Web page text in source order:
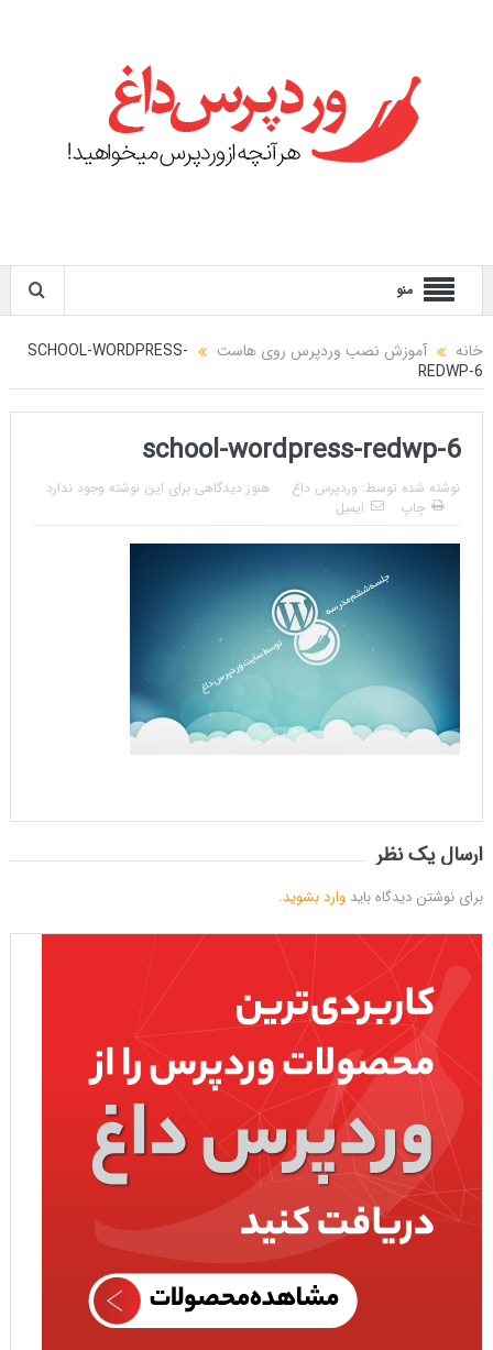
منو
خانه آموزش نصب وردپرس روی هاست
SCHOOL-WORDPRESS-
REDWP-6
school-wordpress-redwp-6
نوشته شده توسط: وردپرس داغ
هنوز دیدگاهی برای این نوشته وجود ندارد
چاپ
ایمیل
ارسال یک نظر
برای نوشتن دیدگاه باید وارد بشوید.